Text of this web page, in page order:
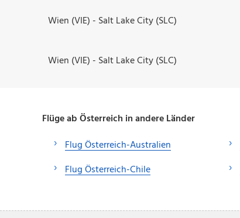
Wien (VIE) - Salt Lake City (SLC)
Wien (VIE) - Salt Lake City (SLC)
Flüge ab Österreich in andere Länder
Flug Österreich-Australien
Flug Österreich-Chile